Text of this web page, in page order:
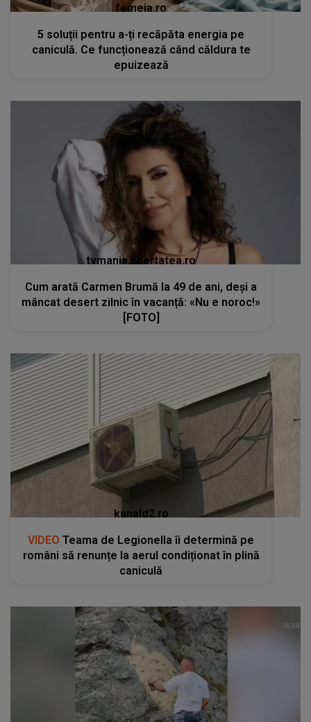
femeia.ro
5 soluții pentru a-ți recăpăta energia pe
caniculă. Ce funcționează când căldura te
epuizează
tvmania.libertatea.ro
Cum arată Carmen Brumă la 49 de ani, deși a
mâncat desert zilnic în vacanță: «Nu e noroc!»
[FOTO]
kanald2.ro
VIDEO Teama de Legionella îi determină pe
români să renunțe la aerul condiționat în plină
caniculă